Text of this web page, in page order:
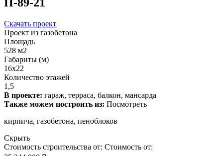
Скачать проект
Проект из газобетона
Площадь
528 м2
Габариты (м)
16x22
Количество этажей
1,5
В проекте: гараж, терраса, балкон, мансарда
Также можем построить из: Посмотреть
кирпича, газобетона, пеноблоков
Скрыть
Стоимость строительства от: Стоимость от: